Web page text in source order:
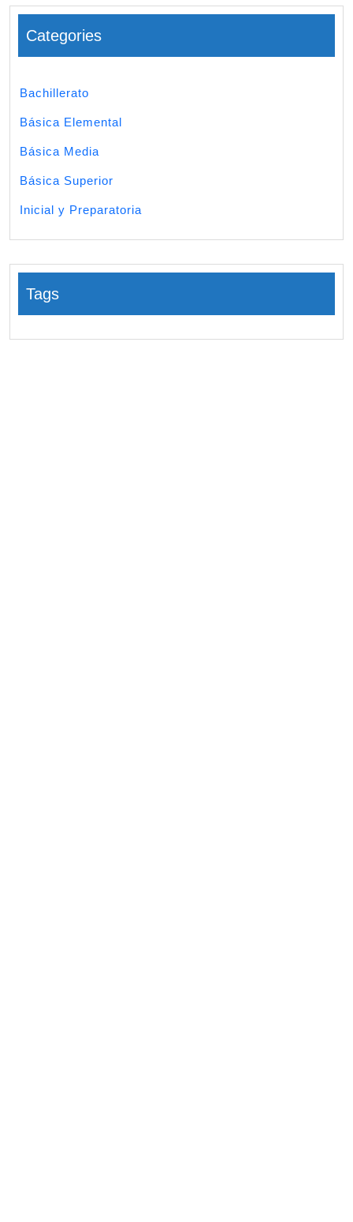
Categories
Bachillerato
Básica Elemental
Básica Media
Básica Superior
Inicial y Preparatoria
Tags